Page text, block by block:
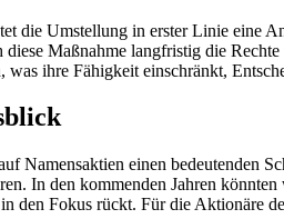
die Umstellung in erster Linie eine
Maßnahme langfristig die
was ihre Fähigkeit einschränkt,
Namensaktien einen bedeutenden
In den kommenden Jahren
den Fokus rückt. Für die Aktionäre